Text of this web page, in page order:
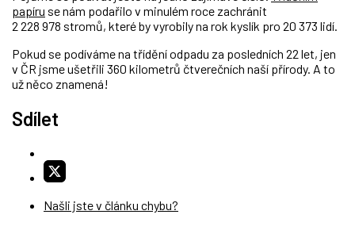
papíru se nám podařilo v minulém roce zachránit
2 228 978 stromů, které by vyrobily na rok kyslík pro 20 373 lidí.
Pokud se podíváme na třídění odpadu za posledních 22 let, jen
v ČR jsme ušetřili 360 kilometrů čtverečních naší přírody. A to
už něco znamená!
Sdílet
Našli jste v článku chybu?